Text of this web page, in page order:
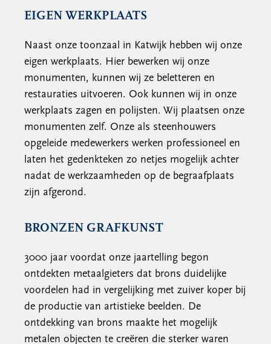
EIGEN WERKPLAATS
Naast onze toonzaal in Katwijk hebben wij onze
eigen werkplaats. Hier bewerken wij onze
monumenten, kunnen wij ze beletteren en
restauraties uitvoeren. Ook kunnen wij in onze
werkplaats zagen en polijsten. Wij plaatsen onze
monumenten zelf. Onze als steenhouwers
opgeleide medewerkers werken professioneel en
laten het gedenkteken zo netjes mogelijk achter
nadat de werkzaamheden op de begraafplaats
zijn afgerond.
BRONZEN GRAFKUNST
3000 jaar voordat onze jaartelling begon
ontdekten metaalgieters dat brons duidelijke
voordelen had in vergelijking met zuiver koper bij
de productie van artistieke beelden. De
ontdekking van brons maakte het mogelijk
metalen objecten te creëren die sterker waren